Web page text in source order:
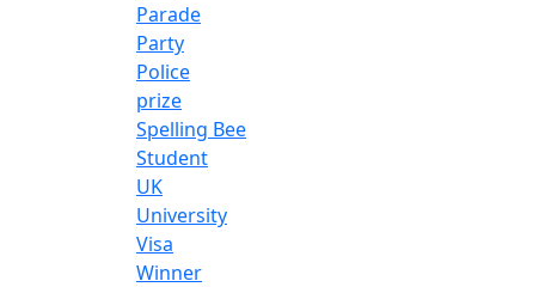
Parade
Party
Police
prize
Spelling Bee
Student
UK
University
Visa
Winner